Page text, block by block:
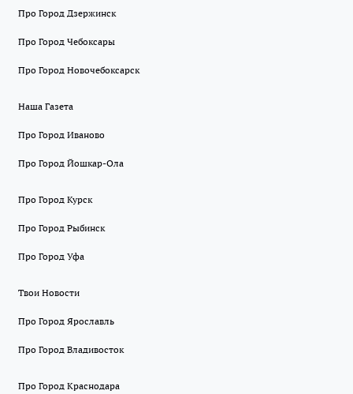
Про Город Дзержинск
Про Город Чебоксары
Про Город Новочебоксарск
Наша Газета
Про Город Иваново
Про Город Йошкар-Ола
Про Город Курск
Про Город Рыбинск
Про Город Уфа
Твои Новости
Про Город Ярославль
Про Город Владивосток
Про Город Краснодара